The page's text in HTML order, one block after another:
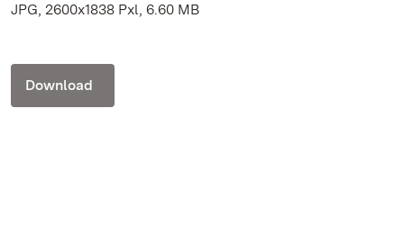
JPG, 2600x1838 Pxl, 6.60 MB
Download